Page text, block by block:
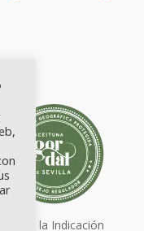
de la Indicación